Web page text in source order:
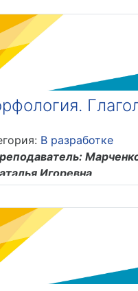
В разработке
В разработке
Игоревна